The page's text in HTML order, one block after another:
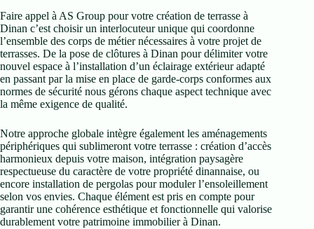
Faire appel à AS Group pour votre création de terrasse à
Dinan c’est choisir un interlocuteur unique qui coordonne
l’ensemble des corps de métier nécessaires à votre projet de
terrasses. De la pose de clôtures à Dinan pour délimiter votre
nouvel espace à l’installation d’un éclairage extérieur adapté
en passant par la mise en place de garde-corps conformes aux
normes de sécurité nous gérons chaque aspect technique avec
la même exigence de qualité.
Notre approche globale intègre également les aménagements
périphériques qui sublimeront votre terrasse : création d’accès
harmonieux depuis votre maison, intégration paysagère
respectueuse du caractère de votre propriété dinannaise, ou
encore installation de pergolas pour moduler l’ensoleillement
selon vos envies. Chaque élément est pris en compte pour
garantir une cohérence esthétique et fonctionnelle qui valorise
durablement votre patrimoine immobilier à Dinan.